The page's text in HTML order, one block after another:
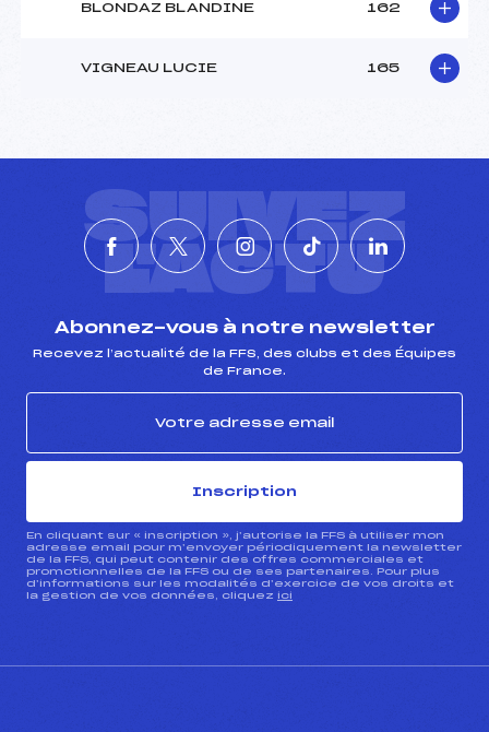
BLONDAZ BLANDINE 162
VIGNEAU LUCIE 165
SUIVEZ
L'ACTU
Abonnez-vous à notre newsletter
Recevez l’actualité de la FFS, des clubs et des Équipes
de France.
Inscription
En cliquant sur « inscription », j’autorise la FFS à utiliser mon
adresse email pour m’envoyer périodiquement la newsletter
de la FFS, qui peut contenir des offres commerciales et
promotionnelles de la FFS ou de ses partenaires. Pour plus
d’informations sur les modalités d’exercice de vos droits et
la gestion de vos données, cliquez ici